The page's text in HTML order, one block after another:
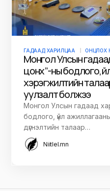
ГАДААД ХАРИЛЦАА ОНЦЛОХ
Монгол Улсын
цонх”-ны бодлого,
хэрэгжилтийн
уулзалт болжээ
Монгол Улсын гадаад
бодлого, үйл
дүгнэлтийн талаар…
Niitlel.mn